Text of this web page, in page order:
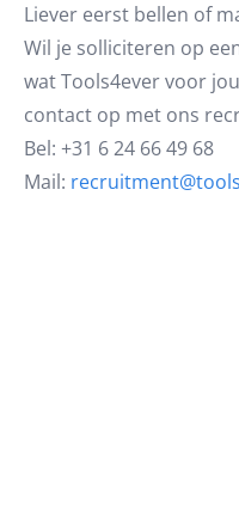
Liever eerst bellen of
Wil je solliciteren op
wat Tools4ever voor
contact op met ons
Bel: +31 6 24 66 49 68
Mail: